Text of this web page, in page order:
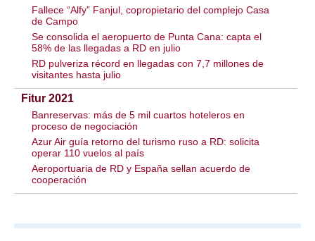
Fallece “Alfy” Fanjul, copropietario del complejo Casa
de Campo
Se consolida el aeropuerto de Punta Cana: capta el
58% de las llegadas a RD en julio
RD pulveriza récord en llegadas con 7,7 millones de
visitantes hasta julio
Fitur 2021
Banreservas: más de 5 mil cuartos hoteleros en
proceso de negociación
Azur Air guía retorno del turismo ruso a RD: solicita
operar 110 vuelos al país
Aeroportuaria de RD y España sellan acuerdo de
cooperación